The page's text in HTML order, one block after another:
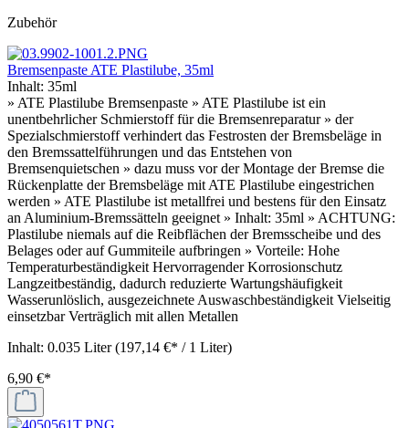
Zubehör
Bremsenpaste ATE Plastilube, 35ml
Inhalt: 35ml
» ATE Plastilube Bremsenpaste » ATE Plastilube ist ein
unentbehrlicher Schmierstoff für die Bremsenreparatur » der
Spezialschmierstoff verhindert das Festrosten der Bremsbeläge in
den Bremssattelführungen und das Entstehen von
Bremsenquietschen » dazu muss vor der Montage der Bremse die
Rückenplatte der Bremsbeläge mit ATE Plastilube eingestrichen
werden » ATE Plastilube ist metallfrei und bestens für den Einsatz
an Aluminium-Bremssätteln geeignet » Inhalt: 35ml » ACHTUNG:
Plastilube niemals auf die Reibflächen der Bremsscheibe und des
Belages oder auf Gummiteile aufbringen » Vorteile: Hohe
Temperaturbeständigkeit Hervorragender Korrosionschutz
Langzeitbeständig, dadurch reduzierte Wartungshäufigkeit
Wasserunlöslich, ausgezeichnete Auswaschbeständigkeit Vielseitig
einsetzbar Verträglich mit allen Metallen
Inhalt: 0.035 Liter(197,14 €* / 1 Liter)
6,90 €*